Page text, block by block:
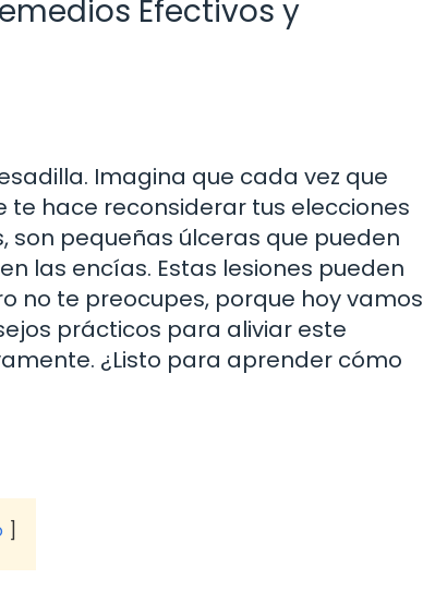
Efectivos y
Imagina que cada vez que
hace reconsiderar tus elecciones
son pequeñas úlceras que pueden
las encías. Estas lesiones pueden
no te preocupes, porque hoy vamos
prácticos para aliviar este
¿Listo para aprender cómo